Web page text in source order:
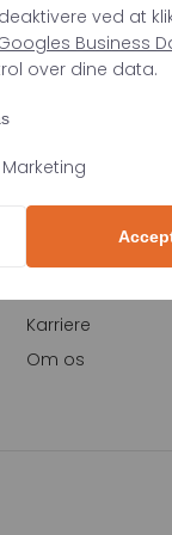
Karriere
Om os
ved at
Business
over dine data.
Marketing